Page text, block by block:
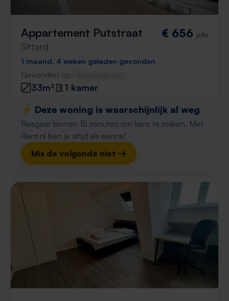
Appartement Putstraat
Sittard
€ 656 p/m
1 maand, 4 weken geleden gevonden
Gevonden op:
33m²
1 kamer
⚡️ Deze woning is waarschijnlijk al weg
Reageer binnen 15 minuten om kans te maken. Met
Rent.nl ben je altijd als eerste!
Mis de volgende niet →